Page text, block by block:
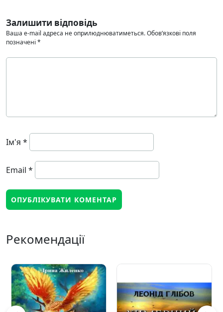
Залишити відповідь
Ваша e-mail адреса не оприлюднюватиметься.Обов’язкові поля
позначені *
Ім'я *
Email *
Рекомендації